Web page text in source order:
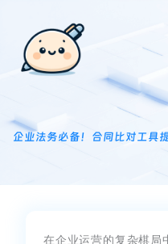
企业法务必备！合同比对工具
在企业运营的复杂棋局